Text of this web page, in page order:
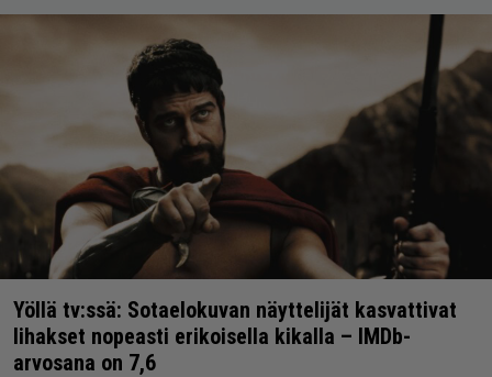
Yöllä tv:ssä: Sotaelokuvan näyttelijät kasvattivat
lihakset nopeasti erikoisella kikalla – IMDb-
arvosana on 7,6